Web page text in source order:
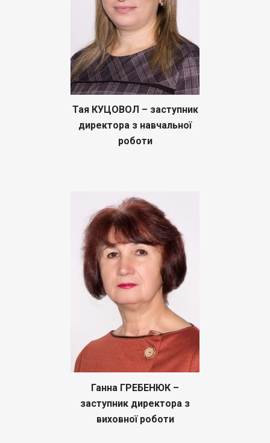
Тая КУЦОВОЛ – заступник
директора з навчальної
роботи
Ганна ГРЕБЕНЮК –
заступник директора з
виховної роботи